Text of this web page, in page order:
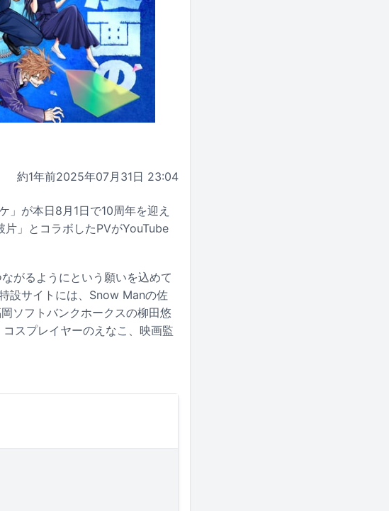
約1年前2025年07月31日 23:04
」が本日8月1日で10周年を迎え
」とコラボしたPVがYouTube
がるようにという願いを込めて
設サイトには、Snow Manの佐
ソフトバンクホークスの柳田悠
スプレイヤーのえなこ、映画監